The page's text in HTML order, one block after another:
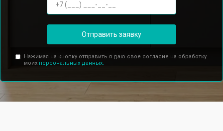
Отправить заявку
Нажимая на кнопку отправить я даю свое согласие на обработку
моих персональных данных.